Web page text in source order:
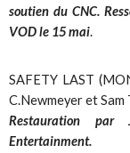
soutien du CNC.
VOD le 15 mai.
SAFETY LAST
C.Newmeyer et Sam
Restauration
Entertainment.